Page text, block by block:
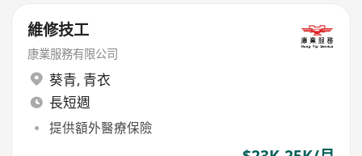
維修技工
康業服務有限公司
葵青, 青衣
長短週
提供額外醫療保險